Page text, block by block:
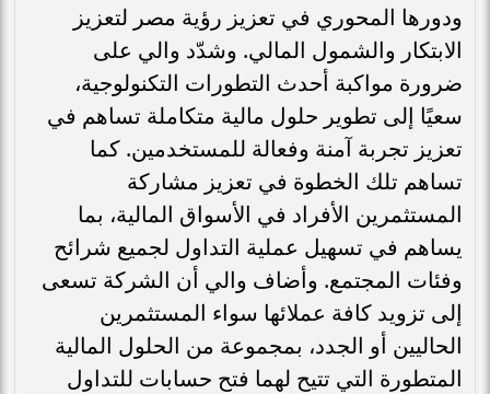
ودورها المحوري في تعزيز رؤية مصر لتعزيز
الابتكار والشمول المالي. وشدّد والي على
ضرورة مواكبة أحدث التطورات التكنولوجية،
سعيًا إلى تطوير حلول مالية متكاملة تساهم في
تعزيز تجربة آمنة وفعالة للمستخدمين. كما
تساهم تلك الخطوة في تعزيز مشاركة
المستثمرين الأفراد في الأسواق المالية، بما
يساهم في تسهيل عملية التداول لجميع شرائح
وفئات المجتمع. وأضاف والي أن الشركة تسعى
إلى تزويد كافة عملائها سواء المستثمرين
الحاليين أو الجدد، بمجموعة من الحلول المالية
المتطورة التي تتيح لهما فتح حسابات للتداول